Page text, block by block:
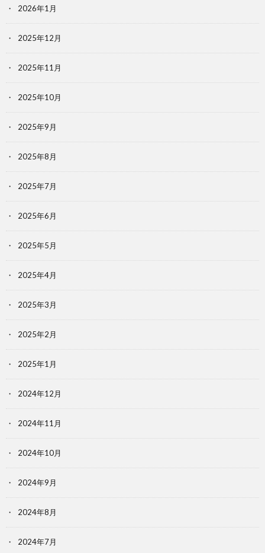
2026年1月
2025年12月
2025年11月
2025年10月
2025年9月
2025年8月
2025年7月
2025年6月
2025年5月
2025年4月
2025年3月
2025年2月
2025年1月
2024年12月
2024年11月
2024年10月
2024年9月
2024年8月
2024年7月